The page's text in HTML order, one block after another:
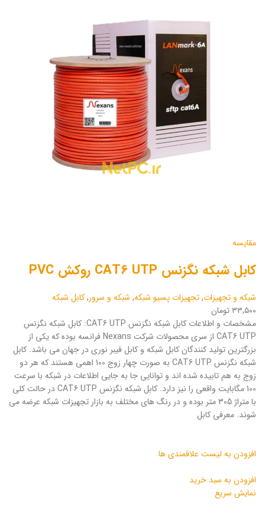
مقایسه
کابل شبکه نگزنس CAT6 UTP روکش PVC
شبکه و تجهیزات,تجهیزات پسیو شبکه, شبکه و سرور,کابل شبکه
۳۳,۵۰۰ تومان
مشخصات و اطلاعات کابل شبکه نگزنس CAT6 UTP: کابل شبکه نگزنس
CAT6 UTP از سری محصولات شرکت Nexans فرانسه بوده که یکی از
بزرگترین تولید کنندگان کابل شبکه و کابل فیبر نوری در جهان می باشد. کابل
شبکه نگزنس CAT6 UTP به صورت چهار زوج 100 اهمی هستند که هر دو
زوج به هم تابیده شده اند و توانایی جا به جایی اطلاعات در شبکه با سرعت
100 مگابایت واقعی را نیز دارد. کابل شبکه نگزنس CAT6 UTP در حالت کلی
با متراژ 305 متر بوده و در رنگ های مختلف به بازار تجهیزات شبکه عرضه می
شوند. معرفی کابل
افزودن به لیست علاقمندی ها
افزودن به سبد خرید
نمایش سریع